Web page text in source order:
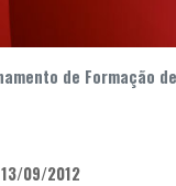
de Formação
09/2012